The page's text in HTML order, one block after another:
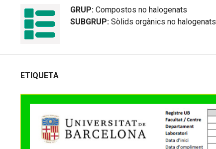
GRUP: Compostos no halogenats
SUBGRUP: Sòlids orgànics no halogenats
ETIQUETA